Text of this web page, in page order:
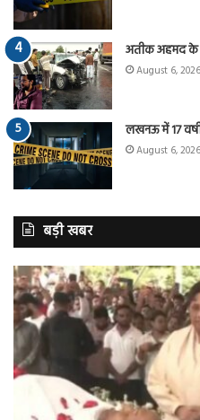
अतीक अहमद के
August 6, 2026
लखनऊ में 17
August 6, 2026
बड़ी खबर